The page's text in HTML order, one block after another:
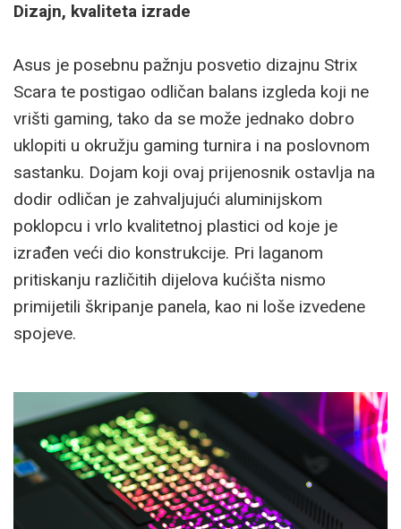
Dizajn, kvaliteta izrade
Asus je posebnu pažnju posvetio dizajnu Strix
Scara te postigao odličan balans izgleda koji ne
vrišti gaming, tako da se može jednako dobro
uklopiti u okružju gaming turnira i na poslovnom
sastanku. Dojam koji ovaj prijenosnik ostavlja na
dodir odličan je zahvaljujući aluminijskom
poklopcu i vrlo kvalitetnoj plastici od koje je
izrađen veći dio konstrukcije. Pri laganom
pritiskanju različitih dijelova kućišta nismo
primijetili škripanje panela, kao ni loše izvedene
spojeve.